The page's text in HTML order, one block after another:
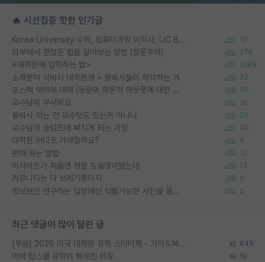
🔥 시선집중 핫한 인기글
Korea University 수학, 컴퓨터과학 이학사, UC Berkeley 산업공학 대학원 공학박사가 되는 것은 쉽지 않겠죠? 10
외부에서 괜찮은 랩을 알아보는 방법 (장문주의) 274
<대학원에 입학하는 법> 1388
소재분야 석박사 대학원생 + 물박사들이 착각하는 거 72
포스텍 억까에 대해 (동문의 학문적 아웃풋에 대한 반박) 50
교수님이 무서워요 16
물박사 되는 건 교수탓도 있는거 아니냐 29
교수님이 슬럼프에 빠지게 되는 과정 40
대학원 어디로 가야할까요? 5
편애 하는 방법 12
이사이트가 처음엔 정말 도움많이됐는데 13
커뮤니티는 다 쓰레기통이지 5
정보보안 연구하는 입장에선 식별가능한 사진을 올리는건 비추이긴함 5
최근 댓글이 많이 달린 글
[무료] 2026 미국 대학원 유학 스타터팩 - 가이드북 & 합격자 컨택메일 템플릿 645
미박 탑스쿨 유학이 빡세진 이유 19